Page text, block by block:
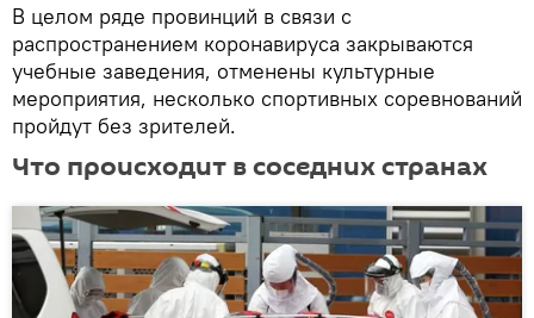
В целом ряде провинций в связи с
распространением коронавируса закрываются
учебные заведения, отменены культурные
мероприятия, несколько спортивных соревнований
пройдут без зрителей.
Что происходит в соседних странах